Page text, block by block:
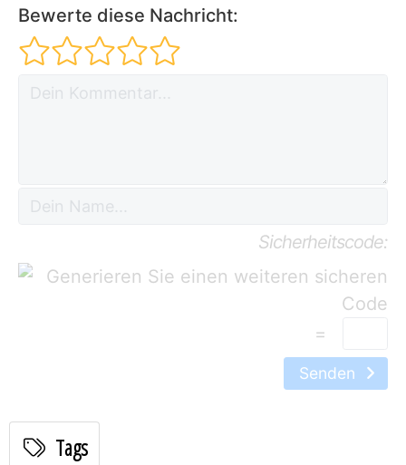
Bewerte diese Nachricht:
Sicherheitscode:
=
Senden
Tags